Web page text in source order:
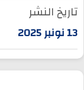
تاريخ النشر
13 نونبر 2025